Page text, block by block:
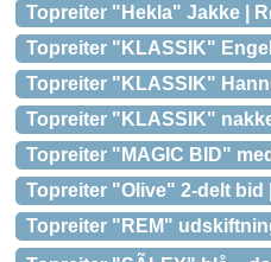
Topreiter "Hekla" Jakke |
Topreiter "KLASSIK"
Topreiter "KLASSIK"
Topreiter "KLASSIK"
Topreiter "MAGIC BID"
Topreiter "Olive" 2-delt bid
Topreiter "REM"